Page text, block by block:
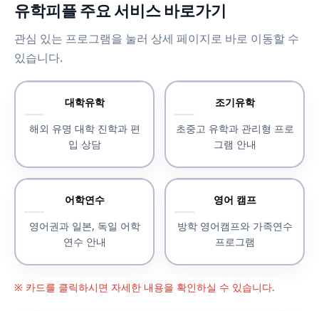
유학피플 주요 서비스 바로가기
관심 있는 프로그램을 눌러 상세 페이지로 바로 이동할 수
있습니다.
대학유학
해외 유명 대학 진학과 편
입 상담
조기유학
초중고 유학과 관리형 프로
그램 안내
어학연수
영어권과 일본, 독일 어학
연수 안내
영어 캠프
방학 영어캠프와 가족연수
프로그램
※ 카드를 클릭하시면 자세한 내용을 확인하실 수 있습니다.